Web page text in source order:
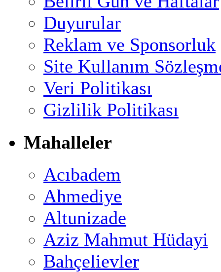
Duyurular
Reklam ve Sponsorluk
Site Kullanım
Veri Politikası
Gizlilik Politikası
Mahalleler
Acıbadem
Ahmediye
Altunizade
Aziz Mahmut Hüdayi
Bahçelievler